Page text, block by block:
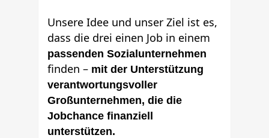
Unsere Idee und unser Ziel ist es,
dass die drei einen Job in einem
passenden Sozialunternehmen
finden – mit der Unterstützung
verantwortungsvoller
Großunternehmen, die die
Jobchance finanziell
unterstützen.